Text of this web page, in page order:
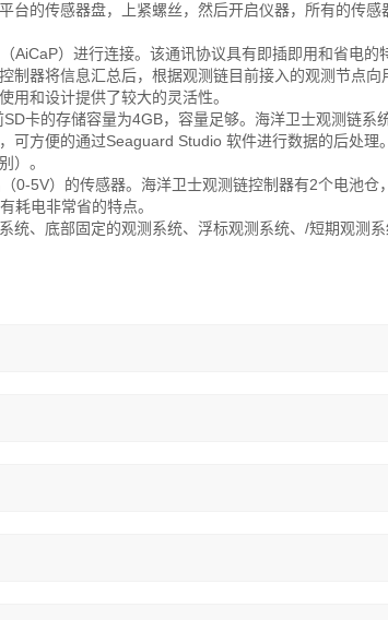
台的传感器盘，上紧螺丝，然后开启仪器，所有的传感
AiCaP）进行连接。该通讯协议具有即插即用和省电的
制器将信息汇总后，根据观测链目前接入的观测节点向
用和设计提供了较大的灵活性。
卡的存储容量为4GB，容量足够。海洋卫士观测链系
可方便的通过Seaguard Studio 软件进行数据的后处理
）。
0-5V）的传感器。海洋卫士观测链控制器有2个电池仓
耗电非常省的特点。
统、底部固定的观测系统、浮标观测系统、/短期观测